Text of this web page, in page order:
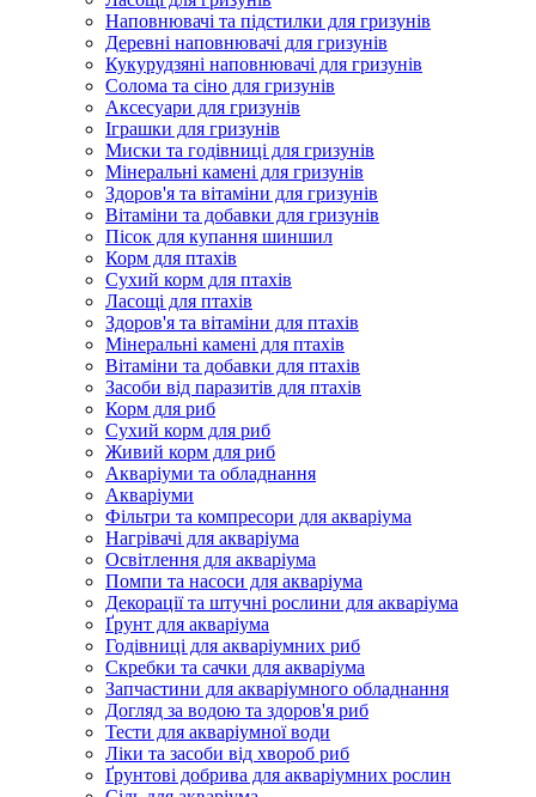
Наповнювачі та підстилки для гризунів
Деревні наповнювачі для гризунів
Кукурудзяні наповнювачі для гризунів
Солома та сіно для гризунів
Аксесуари для гризунів
Іграшки для гризунів
Миски та годівниці для гризунів
Мінеральні камені для гризунів
Здоров'я та вітаміни для гризунів
Вітаміни та добавки для гризунів
Пісок для купання шиншил
Корм для птахів
Сухий корм для птахів
Ласощі для птахів
Здоров'я та вітаміни для птахів
Мінеральні камені для птахів
Вітаміни та добавки для птахів
Засоби від паразитів для птахів
Корм для риб
Сухий корм для риб
Живий корм для риб
Акваріуми та обладнання
Акваріуми
Фільтри та компресори для акваріума
Нагрівачі для акваріума
Освітлення для акваріума
Помпи та насоси для акваріума
Декорації та штучні рослини для акваріума
Ґрунт для акваріума
Годівниці для акваріумних риб
Скребки та сачки для акваріума
Запчастини для акваріумного обладнання
Догляд за водою та здоров'я риб
Тести для акваріумної води
Ліки та засоби від хвороб риб
Ґрунтові добрива для акваріумних рослин